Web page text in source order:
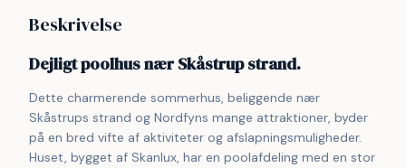
Beskrivelse
Dejligt poolhus nær Skåstrup strand.
Dette charmerende sommerhus, beliggende nær
Skåstrups strand og Nordfyns mange attraktioner, byder
på en bred vifte af aktiviteter og afslapningsmuligheder.
Huset, bygget af Skanlux, har en poolafdeling med en stor